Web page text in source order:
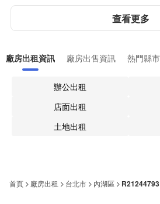
查看更多
廠房出租資訊 廠房出售資訊 熱門縣
辦公出租
店面出租
土地出租
首頁 廠房出租 台北市 內湖區 R21244793